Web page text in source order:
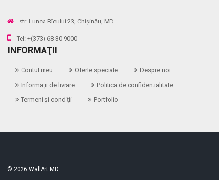
str. Lunca Bîcului 23, Chișinău, MD
Tel: +(373) 68 30 9000
INFORMAŢII
Contul meu Oferte speciale
Despre noi
Informații de livrare
Politica de confidentialitate
Termeni și condiții
Portfolio
© 2026 WallArt.MD